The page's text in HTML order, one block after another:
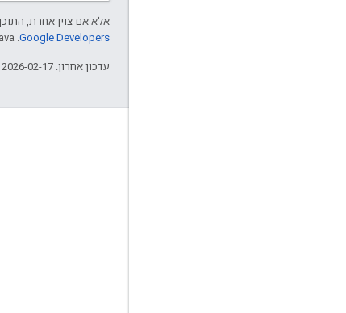
אלא אם צוין אחרת,
Google Developers‏
עדכון אחרון: 2026-02-17 (שעון UTC).